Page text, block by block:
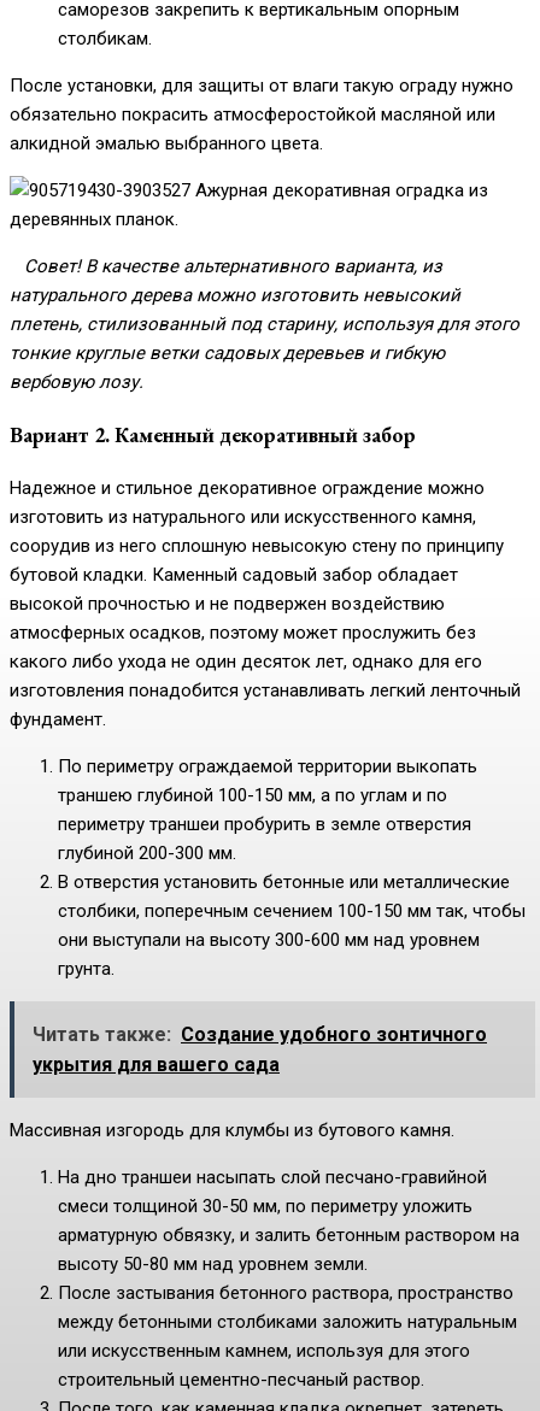
саморезов закрепить к вертикальным опорным
столбикам.
После установки, для защиты от влаги такую ограду нужно
обязательно покрасить атмосферостойкой масляной или
алкидной эмалью выбранного цвета.
Ажурная декоративная оградка из
деревянных планок.
Совет! В качестве альтернативного варианта, из
натурального дерева можно изготовить невысокий
плетень, стилизованный под старину, используя для этого
тонкие круглые ветки садовых деревьев и гибкую
вербовую лозу.
Вариант 2. Каменный декоративный забор
Надежное и стильное декоративное ограждение можно
изготовить из натурального или искусственного камня,
соорудив из него сплошную невысокую стену по принципу
бутовой кладки. Каменный садовый забор обладает
высокой прочностью и не подвержен воздействию
атмосферных осадков, поэтому может прослужить без
какого либо ухода не один десяток лет, однако для его
изготовления понадобится устанавливать легкий ленточный
фундамент.
По периметру ограждаемой территории выкопать
траншею глубиной 100-150 мм, а по углам и по
периметру траншеи пробурить в земле отверстия
глубиной 200-300 мм.
В отверстия установить бетонные или металлические
столбики, поперечным сечением 100-150 мм так, чтобы
они выступали на высоту 300-600 мм над уровнем
грунта.
Читать также: Создание удобного зонтичного
укрытия для вашего сада
Массивная изгородь для клумбы из бутового камня.
На дно траншеи насыпать слой песчано-гравийной
смеси толщиной 30-50 мм, по периметру уложить
арматурную обвязку, и залить бетонным раствором на
высоту 50-80 мм над уровнем земли.
После застывания бетонного раствора, пространство
между бетонными столбиками заложить натуральным
или искусственным камнем, используя для этого
строительный цементно-песчаный раствор.